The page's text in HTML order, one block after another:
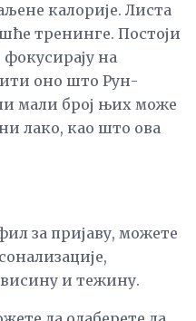
калорије. Листа
тренинге. Постоји
фокусирају на
оно што Рун-
мали број њих може
лако, као што ова
за пријаву, можете
висину и тежину.